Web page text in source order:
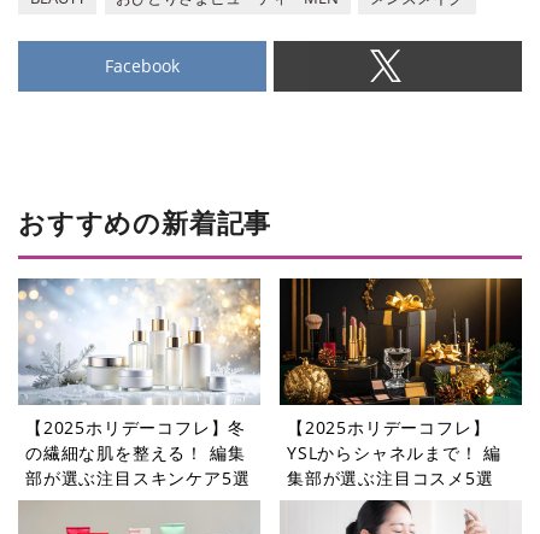
Facebook
おすすめの新着記事
【2025ホリデーコフレ】冬
の繊細な肌を整える！ 編集
部が選ぶ注目スキンケア5選
【2025ホリデーコフレ】
YSLからシャネルまで！ 編
集部が選ぶ注目コスメ5選